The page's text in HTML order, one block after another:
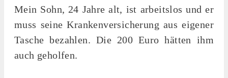
Mein Sohn, 24 Jahre alt, ist arbeitslos und er
muss seine Krankenversicherung aus eigener
Tasche bezahlen. Die 200 Euro hätten ihm
auch geholfen.